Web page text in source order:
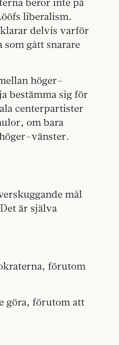
liberalism.
delvis varför
gått snarare
höger–
bestämma sig för
centerpartister
om bara
mål
är själva
förutom
göra, förutom att